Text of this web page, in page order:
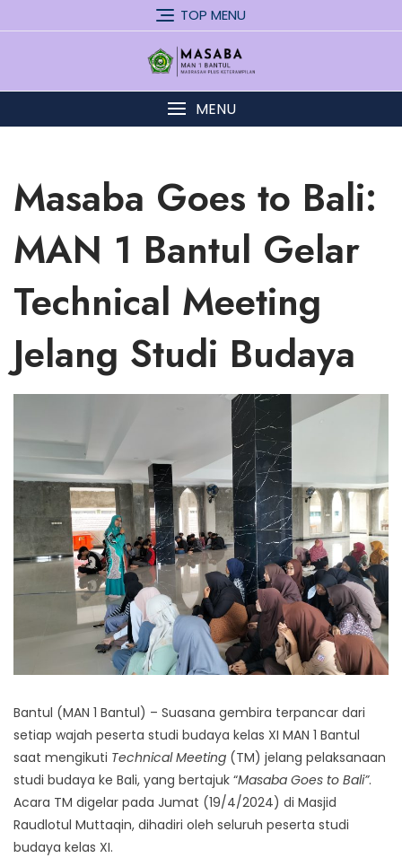
to
TOP MENU
MENU
Masaba Goes to Bali:
MAN 1 Bantul Gelar
Technical Meeting
Jelang Studi Budaya
Bantul (MAN 1 Bantul) – Suasana gembira terpancar dari
setiap wajah peserta studi budaya kelas XI MAN 1 Bantul
saat mengikuti Technical Meeting (TM) jelang pelaksanaan
studi budaya ke Bali, yang bertajuk “Masaba Goes to Bali”.
Acara TM digelar pada Jumat (19/4/2024) di Masjid
Raudlotul Muttaqin, dihadiri oleh seluruh peserta studi
budaya kelas XI.